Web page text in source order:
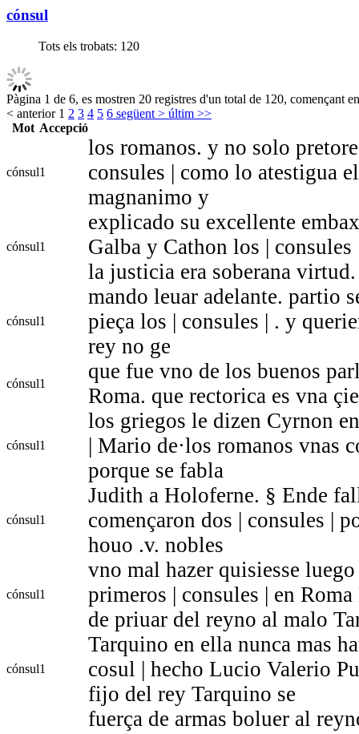
cónsul
Tots els trobats: 120
Pàgina 1 de 6, es mostren 20 registres d'un total de 120, començant
< anterior 1 2 3 4 5 6 següent > últim >>
Mot Accepció
cónsul1
los romanos. y no solo
consules | como lo atestigua
magnanimo y
cónsul1
explicado su excellente
Galba y Cathon los |
la justicia era soberana virtud.
cónsul1
mando leuar adelante. partio
pieça los | consules | . y
rey no ge
cónsul1
que fue vno de los buenos
Roma. que rectorica es vna
cónsul1
los griegos le dizen Cyrnon
| Mario de·los romanos vnas
porque se fabla
cónsul1
Judith a Holoferne. § Ende
començaron dos | consules |
houo .v. nobles
cónsul1
vno mal hazer quisiesse
primeros | consules | en
de priuar del reyno al malo
cónsul1
Tarquino en ella nunca mas
cosul | hecho Lucio Valerio
fijo del rey Tarquino se
fuerça de armas boluer al